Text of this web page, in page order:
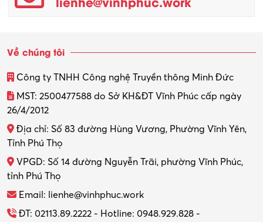
Quản trị kinh doanh
Thiết kế nội thất
Thợ máy – Ô tô – Xe máy
Thực tập
Tổ chức sự kiện – Quà tặng
Về chúng tôi
Công ty TNHH Công nghệ Truyền thông Minh Đức
MST: 2500477588 do Sở KH&ĐT Vĩnh Phúc cấp ngày
26/4/2012
Địa chỉ: Số 83 đường Hùng Vương, Phường Vĩnh Yên,
Tỉnh Phú Thọ
VPGD: Số 14 đường Nguyễn Trãi, phường Vĩnh Phúc,
tỉnh Phú Thọ
Email: lienhe@vinhphuc.work
ĐT: 02113.89.2222 - Hotline: 0948.929.828 -